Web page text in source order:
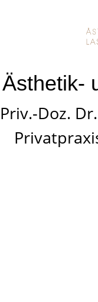
Ästhetik-
Priv.-Doz.